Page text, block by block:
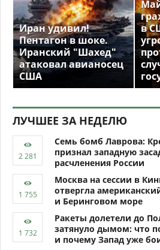
Иран удивил!
Пентагон в шоке.
Иранский "Шахед"
атаковал авианосец
США
в
ЛУЧШЕЕ ЗА НЕДЕЛЮ
Семь бомб Лаврова:
признал западную
расчленения России
Москва на сессии в
отвергла
и Беринговом море
Ракеты долетели до
затянуло дымом: что
и почему Запад уже